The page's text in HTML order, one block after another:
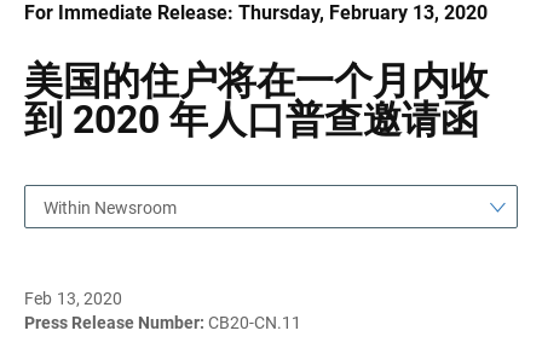
For Immediate Release: Thursday, February 13, 2020
美国的住户将在一个月内收
到 2020 年人口普查邀请函
Within Newsroom
Feb 13, 2020
Press Release Number: CB20-CN.11